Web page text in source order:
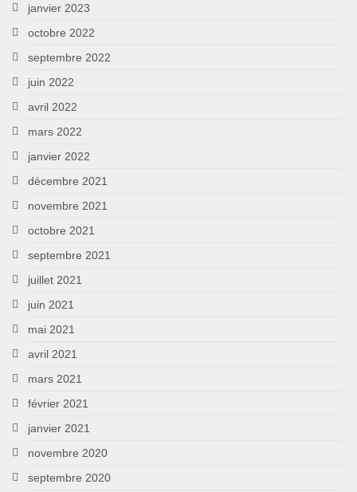
janvier 2023
octobre 2022
septembre 2022
juin 2022
avril 2022
mars 2022
janvier 2022
décembre 2021
novembre 2021
octobre 2021
septembre 2021
juillet 2021
juin 2021
mai 2021
avril 2021
mars 2021
février 2021
janvier 2021
novembre 2020
septembre 2020